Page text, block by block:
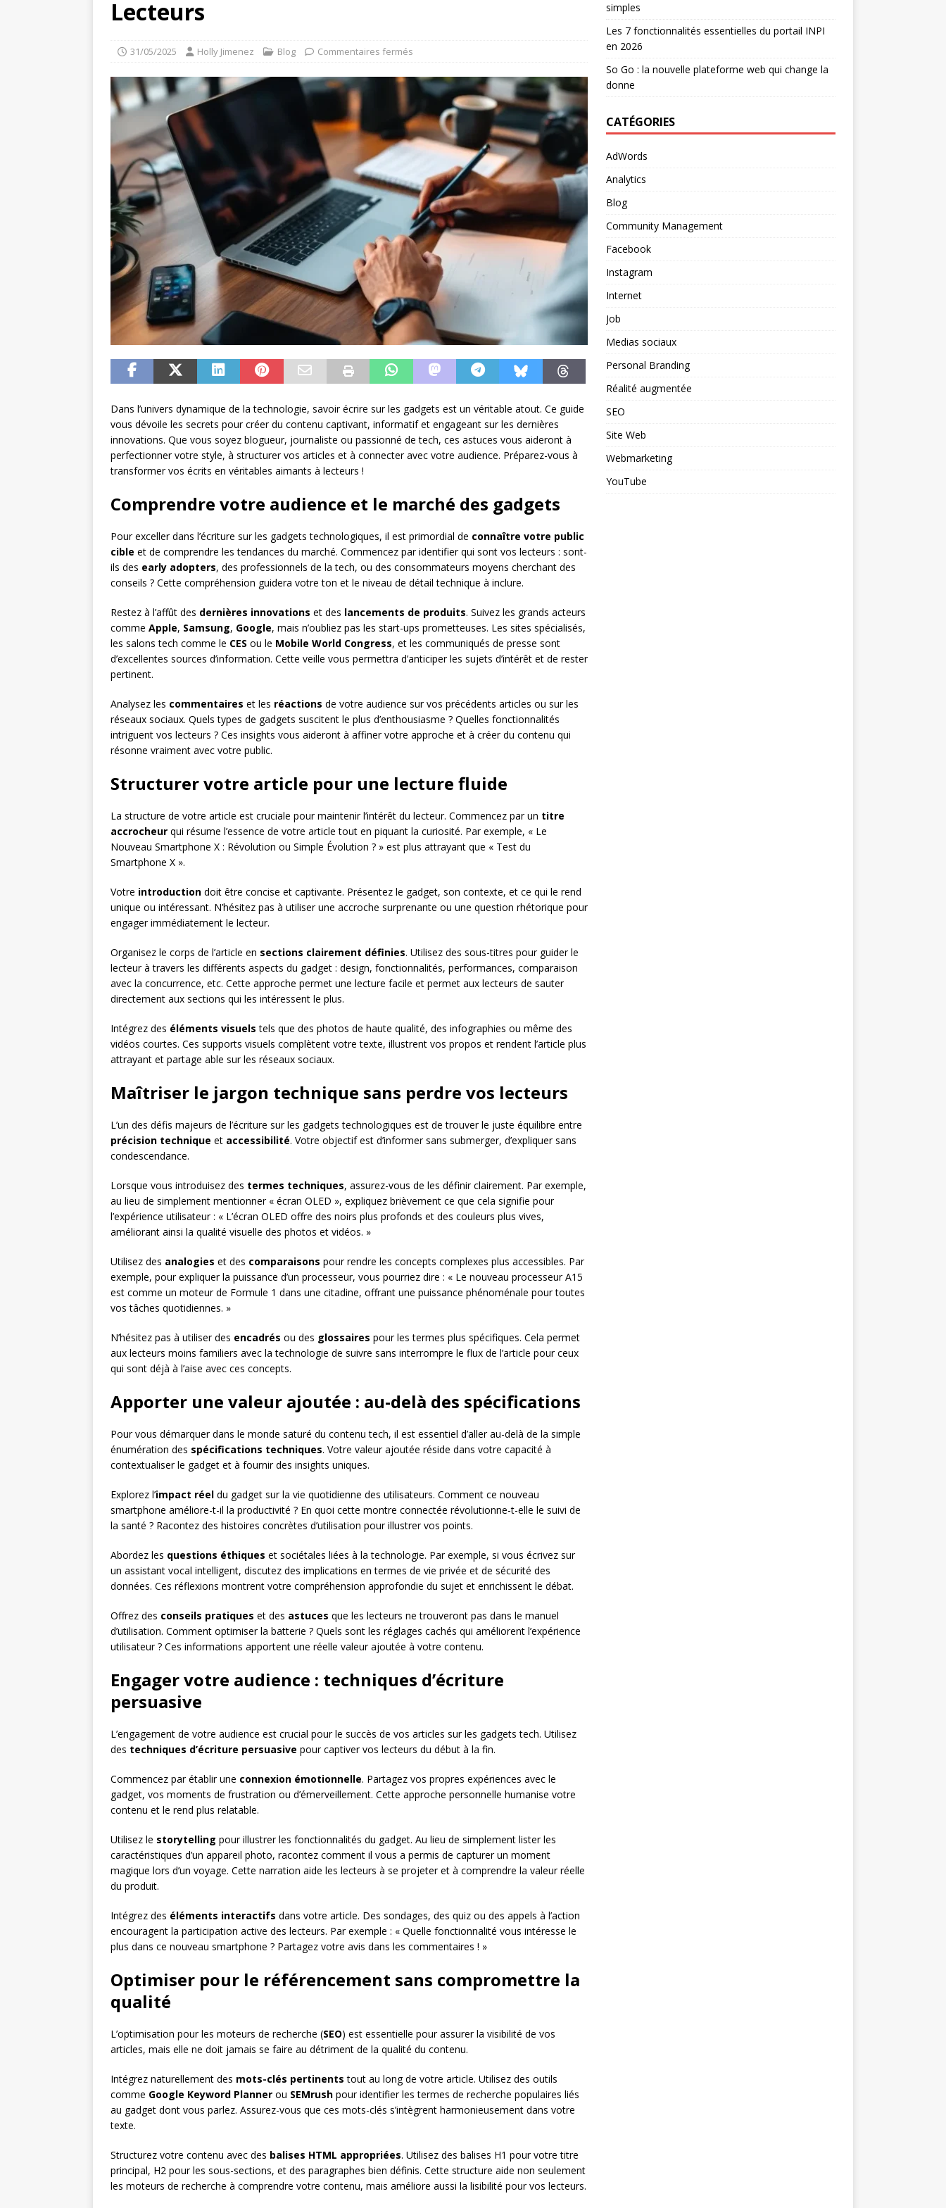
Lecteurs
31/05/2025 Holly Jimenez Blog Commentaires fermés
Dans l’univers dynamique de la technologie, savoir écrire sur les gadgets est un véritable atout. Ce guide
vous dévoile les secrets pour créer du contenu captivant, informatif et engageant sur les dernières
innovations. Que vous soyez blogueur, journaliste ou passionné de tech, ces astuces vous aideront à
perfectionner votre style, à structurer vos articles et à connecter avec votre audience. Préparez-vous à
transformer vos écrits en véritables aimants à lecteurs !
Comprendre votre audience et le marché des gadgets
Pour exceller dans l’écriture sur les gadgets technologiques, il est primordial de connaître votre public
cible et de comprendre les tendances du marché. Commencez par identifier qui sont vos lecteurs : sont-
ils des early adopters, des professionnels de la tech, ou des consommateurs moyens cherchant des
conseils ? Cette compréhension guidera votre ton et le niveau de détail technique à inclure.
Restez à l’affût des dernières innovations et des lancements de produits. Suivez les grands acteurs
comme Apple, Samsung, Google, mais n’oubliez pas les start-ups prometteuses. Les sites spécialisés,
les salons tech comme le CES ou le Mobile World Congress, et les communiqués de presse sont
d’excellentes sources d’information. Cette veille vous permettra d’anticiper les sujets d’intérêt et de rester
pertinent.
Analysez les commentaires et les réactions de votre audience sur vos précédents articles ou sur les
réseaux sociaux. Quels types de gadgets suscitent le plus d’enthousiasme ? Quelles fonctionnalités
intriguent vos lecteurs ? Ces insights vous aideront à affiner votre approche et à créer du contenu qui
résonne vraiment avec votre public.
Structurer votre article pour une lecture fluide
La structure de votre article est cruciale pour maintenir l’intérêt du lecteur. Commencez par un titre
accrocheur qui résume l’essence de votre article tout en piquant la curiosité. Par exemple, « Le
Nouveau Smartphone X : Révolution ou Simple Évolution ? » est plus attrayant que « Test du
Smartphone X ».
Votre introduction doit être concise et captivante. Présentez le gadget, son contexte, et ce qui le rend
unique ou intéressant. N’hésitez pas à utiliser une accroche surprenante ou une question rhétorique pour
engager immédiatement le lecteur.
Organisez le corps de l’article en sections clairement définies. Utilisez des sous-titres pour guider le
lecteur à travers les différents aspects du gadget : design, fonctionnalités, performances, comparaison
avec la concurrence, etc. Cette approche permet une lecture facile et permet aux lecteurs de sauter
directement aux sections qui les intéressent le plus.
Intégrez des éléments visuels tels que des photos de haute qualité, des infographies ou même des
vidéos courtes. Ces supports visuels complètent votre texte, illustrent vos propos et rendent l’article plus
attrayant et partage able sur les réseaux sociaux.
Maîtriser le jargon technique sans perdre vos lecteurs
L’un des défis majeurs de l’écriture sur les gadgets technologiques est de trouver le juste équilibre entre
précision technique et accessibilité. Votre objectif est d’informer sans submerger, d’expliquer sans
condescendance.
Lorsque vous introduisez des termes techniques, assurez-vous de les définir clairement. Par exemple,
au lieu de simplement mentionner « écran OLED », expliquez brièvement ce que cela signifie pour
l’expérience utilisateur : « L’écran OLED offre des noirs plus profonds et des couleurs plus vives,
améliorant ainsi la qualité visuelle des photos et vidéos. »
Utilisez des analogies et des comparaisons pour rendre les concepts complexes plus accessibles. Par
exemple, pour expliquer la puissance d’un processeur, vous pourriez dire : « Le nouveau processeur A15
est comme un moteur de Formule 1 dans une citadine, offrant une puissance phénoménale pour toutes
vos tâches quotidiennes. »
N’hésitez pas à utiliser des encadrés ou des glossaires pour les termes plus spécifiques. Cela permet
aux lecteurs moins familiers avec la technologie de suivre sans interrompre le flux de l’article pour ceux
qui sont déjà à l’aise avec ces concepts.
Apporter une valeur ajoutée : au-delà des spécifications
Pour vous démarquer dans le monde saturé du contenu tech, il est essentiel d’aller au-delà de la simple
énumération des spécifications techniques. Votre valeur ajoutée réside dans votre capacité à
contextualiser le gadget et à fournir des insights uniques.
Explorez l’impact réel du gadget sur la vie quotidienne des utilisateurs. Comment ce nouveau
smartphone améliore-t-il la productivité ? En quoi cette montre connectée révolutionne-t-elle le suivi de
la santé ? Racontez des histoires concrètes d’utilisation pour illustrer vos points.
Abordez les questions éthiques et sociétales liées à la technologie. Par exemple, si vous écrivez sur
un assistant vocal intelligent, discutez des implications en termes de vie privée et de sécurité des
données. Ces réflexions montrent votre compréhension approfondie du sujet et enrichissent le débat.
Offrez des conseils pratiques et des astuces que les lecteurs ne trouveront pas dans le manuel
d’utilisation. Comment optimiser la batterie ? Quels sont les réglages cachés qui améliorent l’expérience
utilisateur ? Ces informations apportent une réelle valeur ajoutée à votre contenu.
Engager votre audience : techniques d’écriture
persuasive
L’engagement de votre audience est crucial pour le succès de vos articles sur les gadgets tech. Utilisez
des techniques d’écriture persuasive pour captiver vos lecteurs du début à la fin.
Commencez par établir une connexion émotionnelle. Partagez vos propres expériences avec le
gadget, vos moments de frustration ou d’émerveillement. Cette approche personnelle humanise votre
contenu et le rend plus relatable.
Utilisez le storytelling pour illustrer les fonctionnalités du gadget. Au lieu de simplement lister les
caractéristiques d’un appareil photo, racontez comment il vous a permis de capturer un moment
magique lors d’un voyage. Cette narration aide les lecteurs à se projeter et à comprendre la valeur réelle
du produit.
Intégrez des éléments interactifs dans votre article. Des sondages, des quiz ou des appels à l’action
encouragent la participation active des lecteurs. Par exemple : « Quelle fonctionnalité vous intéresse le
plus dans ce nouveau smartphone ? Partagez votre avis dans les commentaires ! »
Optimiser pour le référencement sans compromettre la
qualité
L’optimisation pour les moteurs de recherche (SEO) est essentielle pour assurer la visibilité de vos
articles, mais elle ne doit jamais se faire au détriment de la qualité du contenu.
Intégrez naturellement des mots-clés pertinents tout au long de votre article. Utilisez des outils
comme Google Keyword Planner ou SEMrush pour identifier les termes de recherche populaires liés
au gadget dont vous parlez. Assurez-vous que ces mots-clés s’intègrent harmonieusement dans votre
texte.
Structurez votre contenu avec des balises HTML appropriées. Utilisez des balises H1 pour votre titre
principal, H2 pour les sous-sections, et des paragraphes bien définis. Cette structure aide non seulement
les moteurs de recherche à comprendre votre contenu, mais améliore aussi la lisibilité pour vos lecteurs.
simples
Les 7 fonctionnalités essentielles du portail INPI
en 2026
So Go : la nouvelle plateforme web qui change la
donne
CATÉGORIES
AdWords
Analytics
Blog
Community Management
Facebook
Instagram
Internet
Job
Medias sociaux
Personal Branding
Réalité augmentée
SEO
Site Web
Webmarketing
YouTube